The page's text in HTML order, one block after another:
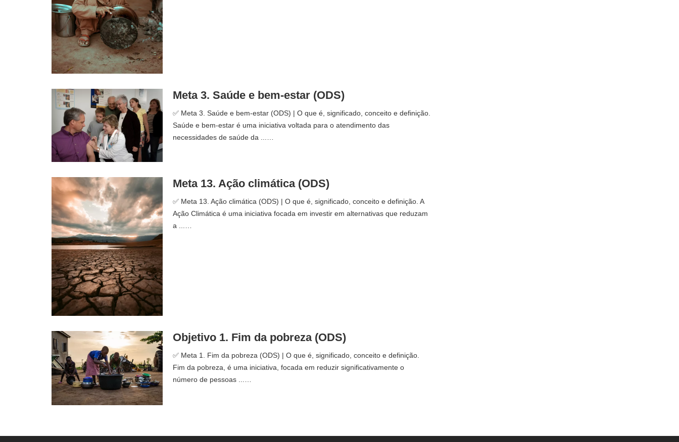
Meta 3. Saúde e bem-estar (ODS)
✅ Meta 3. Saúde e bem-estar (ODS) | O que é, significado, conceito e definição.
Saúde e bem-estar é uma iniciativa voltada para o atendimento das
necessidades de saúde da ...…
Meta 13. Ação climática (ODS)
✅ Meta 13. Ação climática (ODS) | O que é, significado, conceito e definição. A
Ação Climática é uma iniciativa focada em investir em alternativas que reduzam
a ...…
Objetivo 1. Fim da pobreza (ODS)
✅ Meta 1. Fim da pobreza (ODS) | O que é, significado, conceito e definição.
Fim da pobreza, é uma iniciativa, focada em reduzir significativamente o
número de pessoas ...…